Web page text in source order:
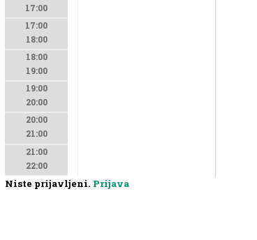
17:00
17:00
18:00
18:00
19:00
19:00
20:00
20:00
21:00
21:00
22:00
Niste prijavljeni. Prijava